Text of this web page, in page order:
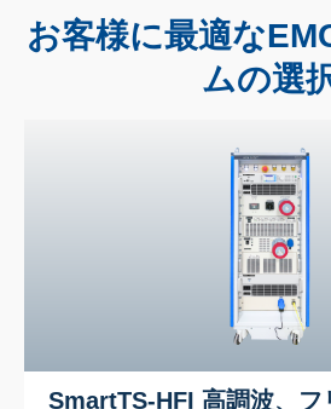
お客様に最適な
ムの選
SmartTS-HFI 高調波、フ